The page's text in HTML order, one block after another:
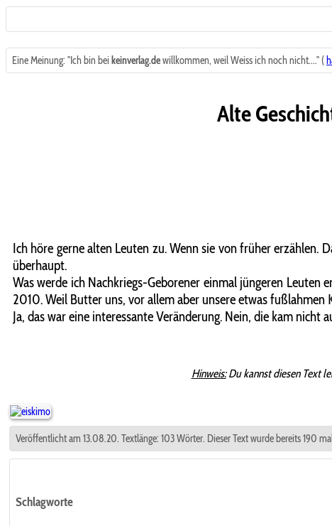
Eine Meinung: "Ich bin bei keinverlag.dewillkommen, weil Weiss ich noch nicht...." (
Alte
Ich höre gerne alten Leuten zu. Wenn sie von früher erzählen.
überhaupt.
Was werde ich Nachkriegs-Geborener einmal jüngeren
2010. Weil Butter uns, vor allem aber unsere etwas fußlahmen
Ja, das war eine interessante Veränderung. Nein, die kam
Hinweis:Du kannst diesen Text
Veröffentlicht am 13.08.20. Textlänge: 103 Wörter. Dieser Text wurde bereits 190
Schlagworte